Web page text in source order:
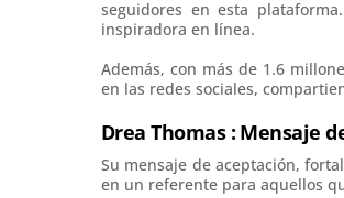
seguidores en esta
inspiradora en línea.
Además, con más de 1.6
en las redes sociales,
Drea Thomas : Mensaje
Su mensaje de aceptación,
en un referente para aquellos